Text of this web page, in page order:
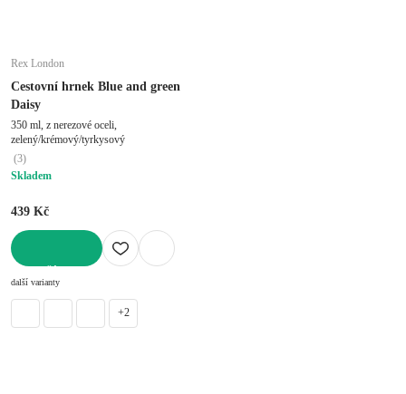
Rex London
Cestovní hrnek Blue and green
Daisy
350 ml, z nerezové oceli,
zelený/krémový/tyrkysový
(3)
Skladem
439 Kč
další varianty
+2